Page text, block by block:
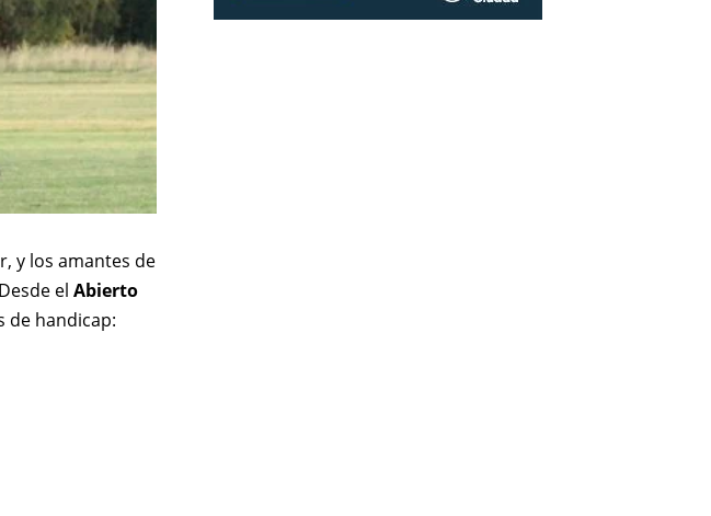
y los amantes de
el Abierto
de handicap: